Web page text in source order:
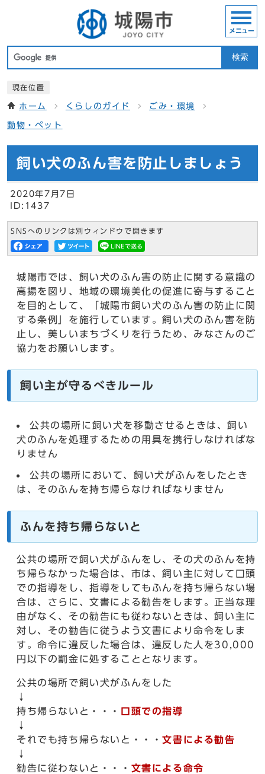
検索
メニュー
現在位置
ホーム くらしのガイド ごみ・環境
動物・ペット
飼い犬のふん害を防止しましょう
2020年7月7日
ID:1437
SNSへのリンクは別ウィンドウで開きます
城陽市では、飼い犬のふん害の防止に関する意識の
高揚を図り、地域の環境美化の促進に寄与すること
を目的として、「城陽市飼い犬のふん害の防止に関
する条例」を施行しています。飼い犬のふん害を防
止し、美しいまちづくりを行うため、みなさんのご
協力をお願いします。
飼い主が守るべきルール
公共の場所に飼い犬を移動させるときは、飼い
犬のふんを処理するための用具を携行しなければな
りません
公共の場所において、飼い犬がふんをしたとき
は、そのふんを持ち帰らなければなりません
ふんを持ち帰らないと
公共の場所で飼い犬がふんをし、その犬のふんを持
ち帰らなかった場合は、市は、飼い主に対して口頭
での指導をし、指導をしてもふんを持ち帰らない場
合は、さらに、文書による勧告をします。正当な理
由がなく、その勧告にも従わないときは、飼い主に
対し、その勧告に従うよう文書により命令をしま
す。命令に違反した場合は、違反した人を30,000
円以下の罰金に処することとなります。
公共の場所で飼い犬がふんをした
↓
持ち帰らないと・・・
口頭での指導
↓
それでも持ち帰らないと・・・文書による勧告
↓
勧告に従わないと・・・ 文書による命令